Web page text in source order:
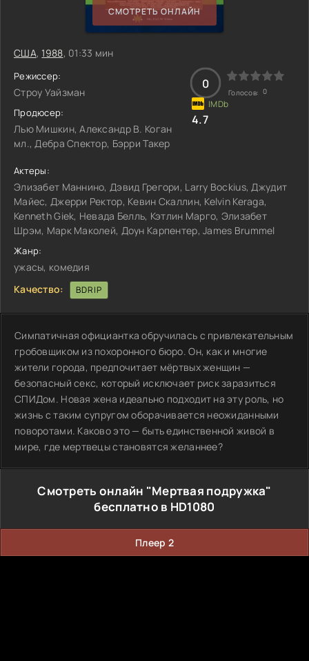
СМОТРЕТЬ ОНЛАЙН
США,1988, 01:33 мин
Режиссер:
Строу Уайзман
Продюсер:
Лью Мишкин, Александр В. Коган
мл., Дебра Спектор, Бэрри Такер
0
Голосов: 0
4.7
Актеры:
Элизабет Маннино, Дэвид Грегори, Larry Bockius, Джудит
Майес, Джерри Ректор, Кевин Скаллин, Kelvin Keraga,
Kenneth Giek, Невада Белль, Кэтлин Марго, Элизабет
Шрэм, Марк Маколей, Доун Карпентер, James Brummel
Жанр:
ужасы, комедия
Качество:
BDRIP
Симпатичная официантка обручилась с привлекательным
гробовщиком из похоронного бюро. Он, как и многие
жители города, предпочитает мёртвых женщин —
безопасный секс, который исключает риск заразиться
СПИДом. Новая жена идеально подходит на эту роль, но
жизнь с таким супругом оборачивается неожиданными
поворотами. Каково это — быть единственной живой в
мире, где мертвецы становятся желаннее?
Смотреть онлайн "Мертвая подружка"
бесплатно в HD1080
Плеер 2